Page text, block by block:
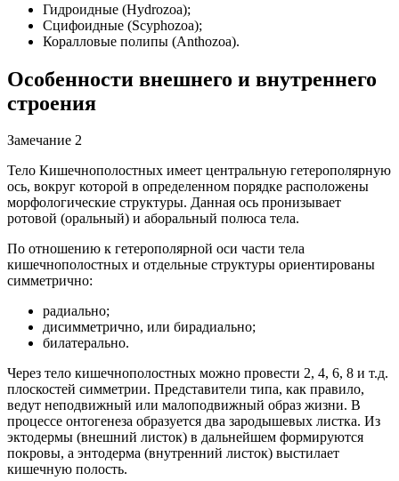
Гидроидные (Hydrozoa);
Сцифоидные (Scyphozoa);
Коралловые полипы (Anthozoa).
Особенности внешнего и внутреннего
строения
Замечание 2
Тело Кишечнополостных имеет центральную гетерополярную
ось, вокруг которой в определенном порядке расположены
морфологические структуры. Данная ось пронизывает
ротовой (оральный) и аборальный полюса тела.
По отношению к гетерополярной оси части тела
кишечнополостных и отдельные структуры ориентированы
симметрично:
радиально;
дисимметрично, или бирадиально;
билатерально.
Через тело кишечнополостных можно провести 2, 4, 6, 8 и т.д.
плоскостей симметрии. Представители типа, как правило,
ведут неподвижный или малоподвижный образ жизни. В
процессе онтогенеза образуется два зародышевых листка. Из
эктодермы (внешний листок) в дальнейшем формируются
покровы, а энтодерма (внутренний листок) выстилает
кишечную полость.